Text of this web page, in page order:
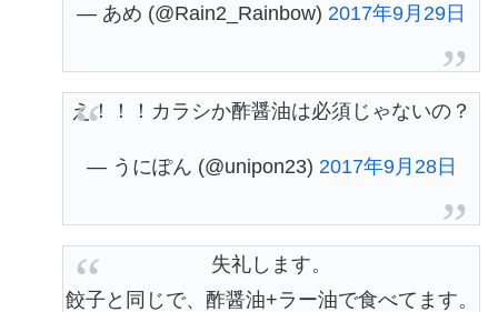
— あめ (@Rain2_Rainbow) 2017年9月29日
え！！！カラシか酢醤油は必須じゃないの？
— うにぽん (@unipon23) 2017年9月28日
失礼します。
餃子と同じで、酢醤油+ラー油で食べてます。